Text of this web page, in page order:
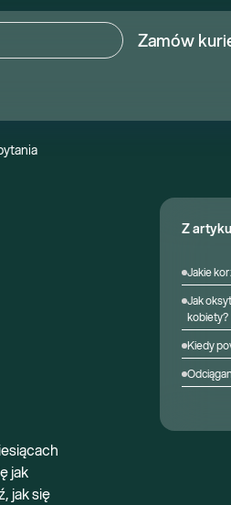
Zamów
jak
jak się
Z
Jakie
Jak
kobiety?
Kiedy